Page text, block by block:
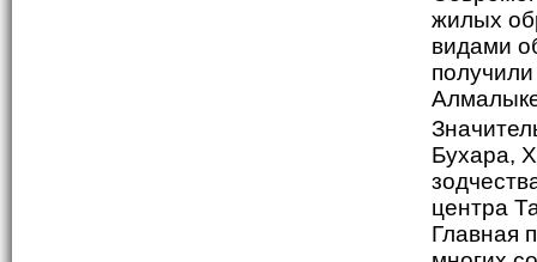
жилых
видами
Бухара,
центра
Главная